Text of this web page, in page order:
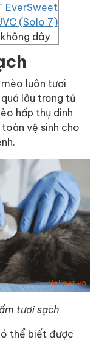
EverSweet
(Solo 7)
dây
luôn tươi
lâu trong tủ
hấp thụ dinh
vệ sinh cho
tươi sạch
thể biết được